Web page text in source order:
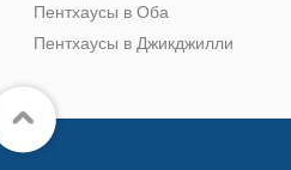
Пентхаусы в Оба
Пентхаусы в Джикджилли